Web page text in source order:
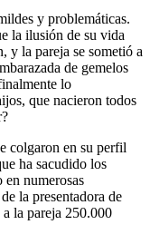
y problemáticas.
la ilusión de su vida
y la pareja se sometió a
de gemelos
lo
que nacieron todos
colgaron en su perfil
ha sacudido los
en numerosas
la presentadora de
la pareja 250.000